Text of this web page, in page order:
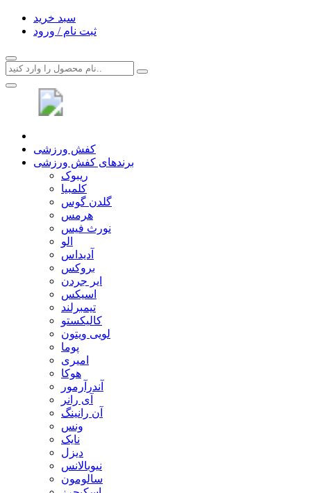
سبد خرید
ثبت نام / ورود
کفش ورزشی
برندهای کفش ورزشی
ریبوک
کلمبیا
گلدن گوس
هرمس
نورث فیس
الو
آدیداس
بروکس
ایر جردن
اسیکس
تیمبرلند
کالیکستو
لویی ویتون
پوما
امیری
هوکا
آندرآرمور
آی رانر
آن رانینگ
ونس
نایک
دیزل
نیوبالانس
سالومون